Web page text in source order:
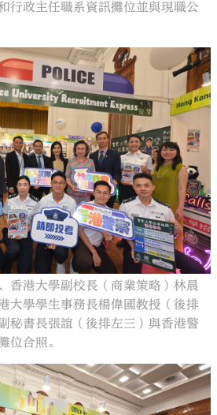
行政主任職系資訊攤位並與現職公
香港大學副校長（商業策略）林晨
大學學生事務長楊偉國教授（後排
秘書長張誼（後排左三）與香港警
位合照。